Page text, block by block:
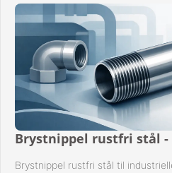
Brystnippel rustfri stål
Brystnippel rustfri stål til